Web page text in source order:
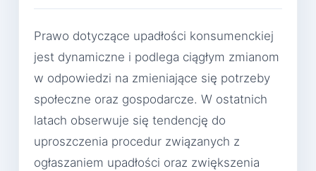
Prawo dotyczące upadłości konsumenckiej
jest dynamiczne i podlega ciągłym zmianom
w odpowiedzi na zmieniające się potrzeby
społeczne oraz gospodarcze. W ostatnich
latach obserwuje się tendencję do
uproszczenia procedur związanych z
ogłaszaniem upadłości oraz zwiększenia